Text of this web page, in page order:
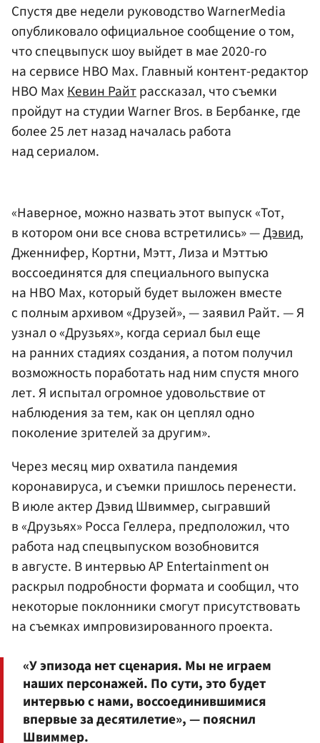
Спустя две недели руководство WarnerMedia
опубликовало официальное сообщение о том,
что спецвыпуск шоу выйдет в мае 2020-го
на сервисе HBO Max. Главный контент-редактор
HBO MaxКевин Райтрассказал, что съемки
пройдут на студии Warner Bros. в Бербанке, где
более 25 лет назад началась работа
над сериалом.
«Наверное, можно назвать этот выпуск «Тот,
в котором они все снова встретились» —Дэвид,
Дженнифер, Кортни, Мэтт, Лиза и Мэттью
воссоединятся для специального выпуска
на HBO Max, который будет выложен вместе
с полным архивом «Друзей», — заявил Райт. — Я
узнал о «Друзьях», когда сериал был еще
на ранних стадиях создания, а потом получил
возможность поработать над ним спустя много
лет. Я испытал огромное удовольствие от
наблюдения за тем, как он цеплял одно
поколение зрителей за другим».
Через месяц мир охватила пандемия
коронавируса, и съемки пришлось перенести.
В июле актер Дэвид Швиммер, сыгравший
в «Друзьях» Росса Геллера, предположил, что
работа над спецвыпуском возобновится
в августе. В интервью AP Entertainment он
раскрыл подробности формата и сообщил, что
некоторые поклонники смогут присутствовать
на съемках импровизированного проекта.
«У эпизода нет сценария. Мы не играем
наших персонажей. По сути, это будет
интервью с нами, воссоединившимися
впервые за десятилетие», — пояснил
Швиммер.